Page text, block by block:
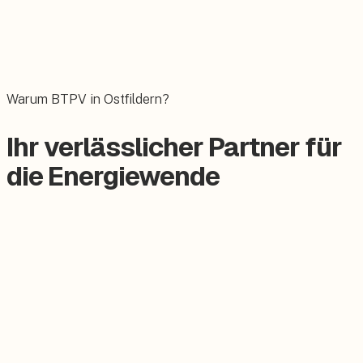
Warum BTPV in Ostfildern?
Ihr verlässlicher Partner für
die Energiewende